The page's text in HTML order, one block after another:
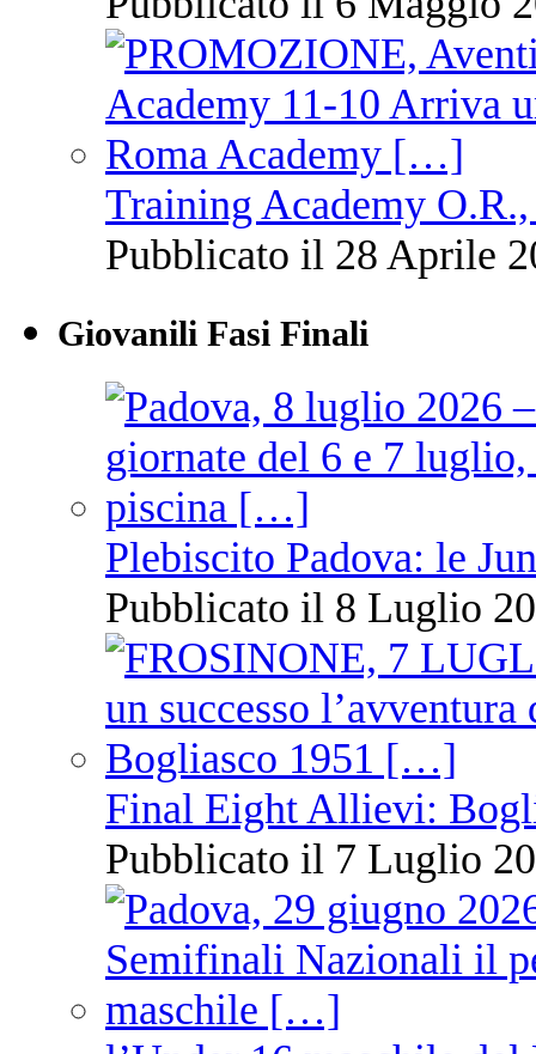
Training Academy
Pubblicato il 28 Aprile
Giovanili Fasi Finali
Plebiscito Padova: le
Pubblicato il 8 Luglio
Final Eight Allievi:
Pubblicato il 7 Luglio